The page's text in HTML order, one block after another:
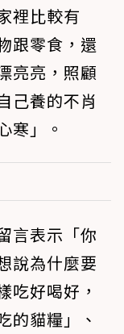
裡比較有
跟零食，還
亮亮，照顧
己養的不肖
寒」。
言表示「你
說為什麼要
吃好喝好，
的貓糧」、